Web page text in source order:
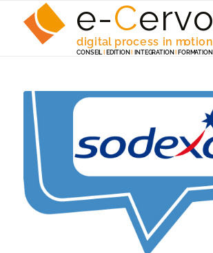
e-Cervo
digital process in motion
CONSEIL EDITION INTEGRATION FORMATION